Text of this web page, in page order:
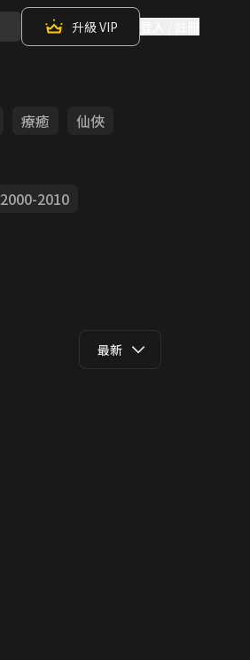
升級 VIP
療癒
仙俠
2000-2010
最新